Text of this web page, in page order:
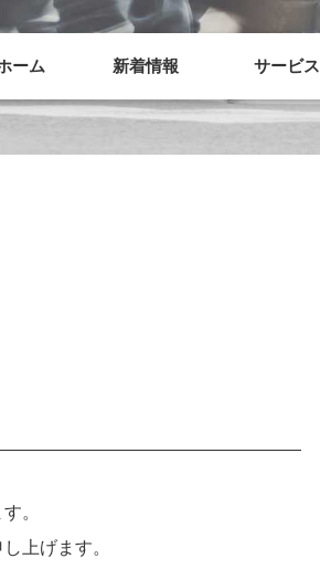
ーム 新着情報 サービス
。
上げます。